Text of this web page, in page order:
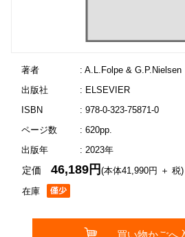
著者
: A.L.Folpe & G.P.Nielsen
出版社
: ELSEVIER
ISBN
: 978-0-323-75871-0
ページ数
: 620pp.
出版年
: 2023年
在庫
定価46,189円(本体41,990円 ＋ 税)